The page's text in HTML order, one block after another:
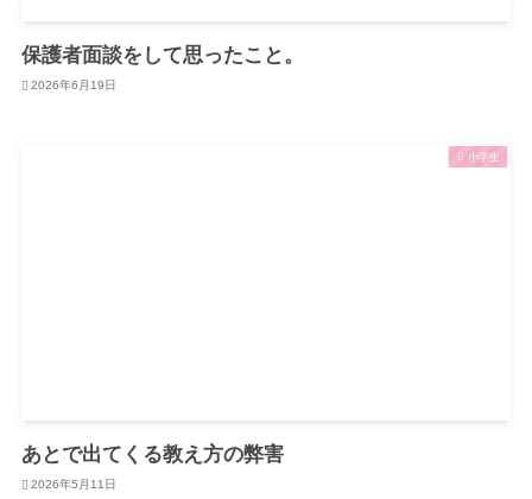
保護者面談をして思ったこと。
2026年6月19日
小学生
あとで出てくる教え方の弊害
2026年5月11日